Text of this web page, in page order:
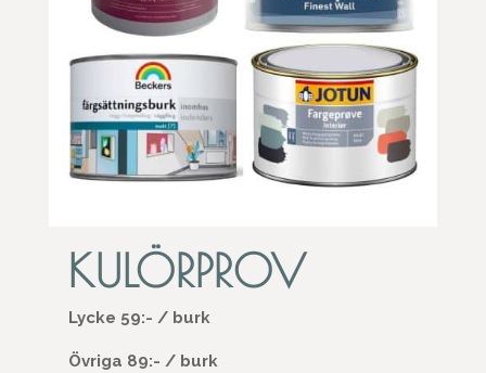
KULÖRPROV
Lycke 59:- / burk
Övriga 89:- / burk